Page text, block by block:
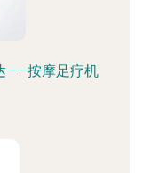
——按摩足疗机